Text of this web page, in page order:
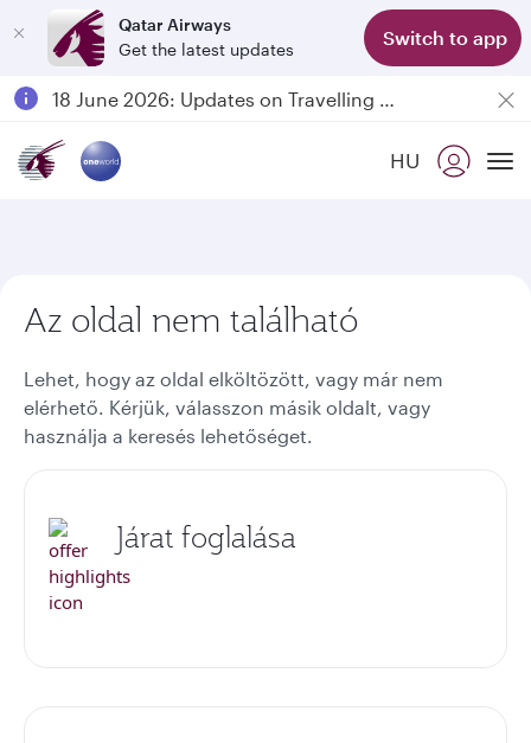
Qatar Airways
Get the latest updates
Switch to app
Passengers flying between Doha and Auckland on QR914 and QR915
18 June 2026: Updates on Travelling with Power Banks
HU
Az oldal nem található
Lehet, hogy az oldal elköltözött, vagy már nem
elérhető. Kérjük, válasszon másik oldalt, vagy
használja a keresés lehetőséget.
Járat foglalása